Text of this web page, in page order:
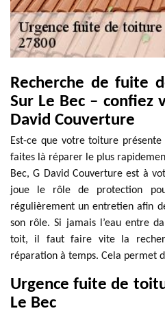
Recherche de fuite
Sur Le Bec – confiez
David Couverture
Est-ce que votre toiture
faites là réparer le plus
Bec, G David Couverture est à
joue le rôle de protection
régulièrement un entretien afin
son rôle. Si jamais l’eau entre
toit, il faut faire vite la
réparation à temps. Cela permet
Urgence fuite de
Le Bec